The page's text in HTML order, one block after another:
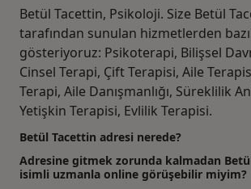
Betül Tacettin, Psikoloji. Size Betül
tarafından sunulan hizmetlerden
gösteriyoruz: Psikoterapi, Bilişsel
Cinsel Terapi, Çift Terapisi, Aile
Terapi, Aile Danışmanlığı, Süreklilik
Yetişkin Terapisi, Evlilik Terapisi.
Betül Tacettin adresi nerede?
Adresine gitmek zorunda kalmadan
isimli uzmanla online görüşebilir miyim?